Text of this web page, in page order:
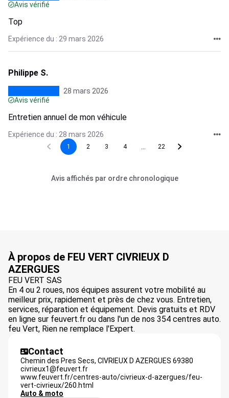
Avis vérifié
Top
Expérience du : 29 mars 2026
Philippe S.
28 mars 2026
Avis vérifié
Entretien annuel de mon véhicule
Expérience du : 28 mars 2026
1 2 3 4 22
Avis affichés par ordre chronologique
À propos de FEU VERT CIVRIEUX D
AZERGUES
FEU VERT SAS
En 4 ou 2 roues, nos équipes assurent votre mobilité au
meilleur prix, rapidement et près de chez vous. Entretien,
services, réparation et équipement. Devis gratuits et RDV
en ligne sur feuvert.fr ou dans l'un de nos 354 centres auto.
feu Vert, Rien ne remplace l'Expert.
Contact
Chemin des Pres Secs, CIVRIEUX D AZERGUES 69380
civrieux1@feuvert.fr
www.feuvert.fr/centres-auto/civrieux-d-azergues/feu-
vert-civrieux/260.html
Auto & moto